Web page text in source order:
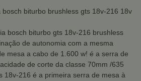
biturbo brushless gts 18v-216 18v
bosch biturbo gts 18v-216 brushless
de autonomia com a mesma
mesa a cabo de 1.600 w! é a serra de
de corte da classe 70mm /635
18v-216 é a primeira serra de mesa à